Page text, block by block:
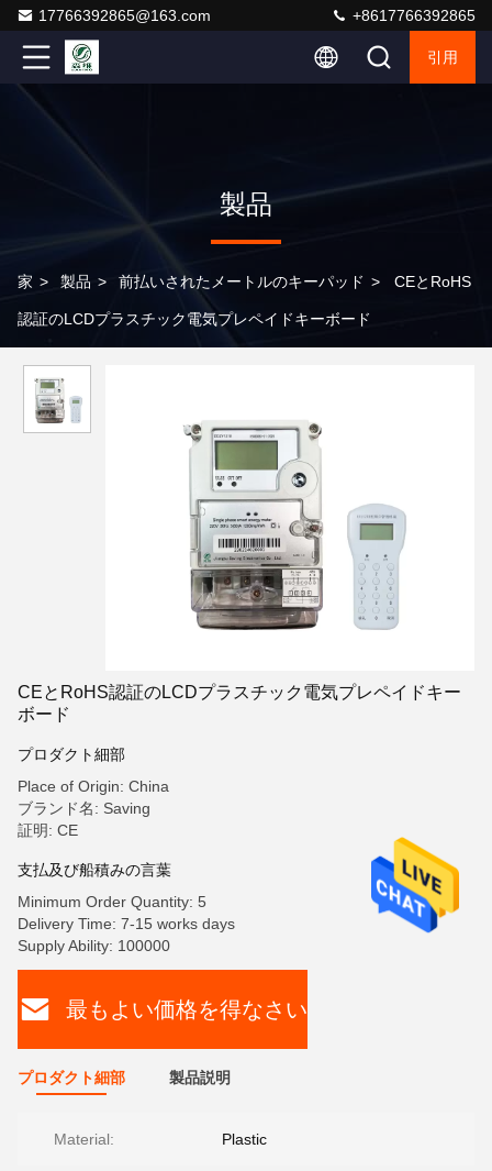
17766392865@163.com +8617766392865
引用
製品
家 > 製品 > 前払いされたメートルのキーパッド > CEとRoHS
認証のLCDプラスチック電気プレペイドキーボード
CEとRoHS認証のLCDプラスチック電気プレペイドキー
ボード
プロダクト細部
Place of Origin: China
ブランド名: Saving
証明: CE
支払及び船積みの言葉
Minimum Order Quantity: 5
Delivery Time: 7-15 works days
Supply Ability: 100000
最もよい価格を得なさい
プロダクト細部 製品説明
Material: Plastic